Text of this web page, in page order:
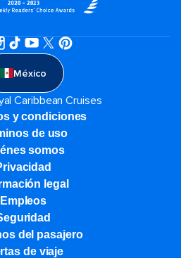
México
Caribbean Cruises
y condiciones
de uso
somos
legal
Empleos
del pasajero
de viaje